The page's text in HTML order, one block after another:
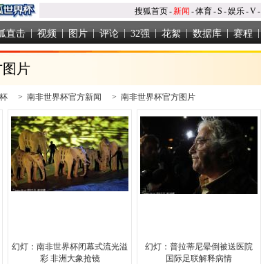
搜狐首页-新闻 -体育-S -娱乐-V-
直击 | 视频 | 图片 | 评论 | 32强 | 花絮 | 数据库 | 赛程 |
片
> 南非世界杯官方新闻 > 南非世界杯官方图片
幻灯：南非世界杯闭幕式流光溢
彩 非洲大象抢镜
幻灯：普拉蒂尼晕倒被送医院
国际足联解释病情